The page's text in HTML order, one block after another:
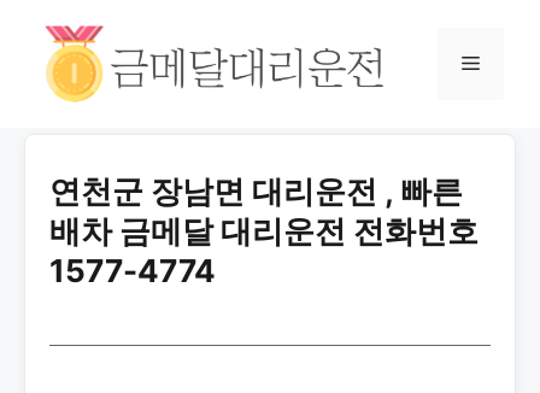
연천군 장남면 대리운전 , 빠른
배차 금메달 대리운전 전화번호
1577-4774